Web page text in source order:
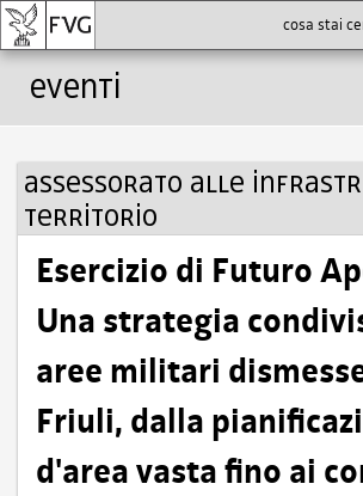
Eventi
Assessorato alle
territorio
Esercizio di Futuro
Una strategia
aree militari
Friuli, dalla
d'area vasta fino ai